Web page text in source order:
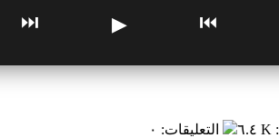
⏮
▶
⏭
: ٦.٤ K التعليقات: ٠